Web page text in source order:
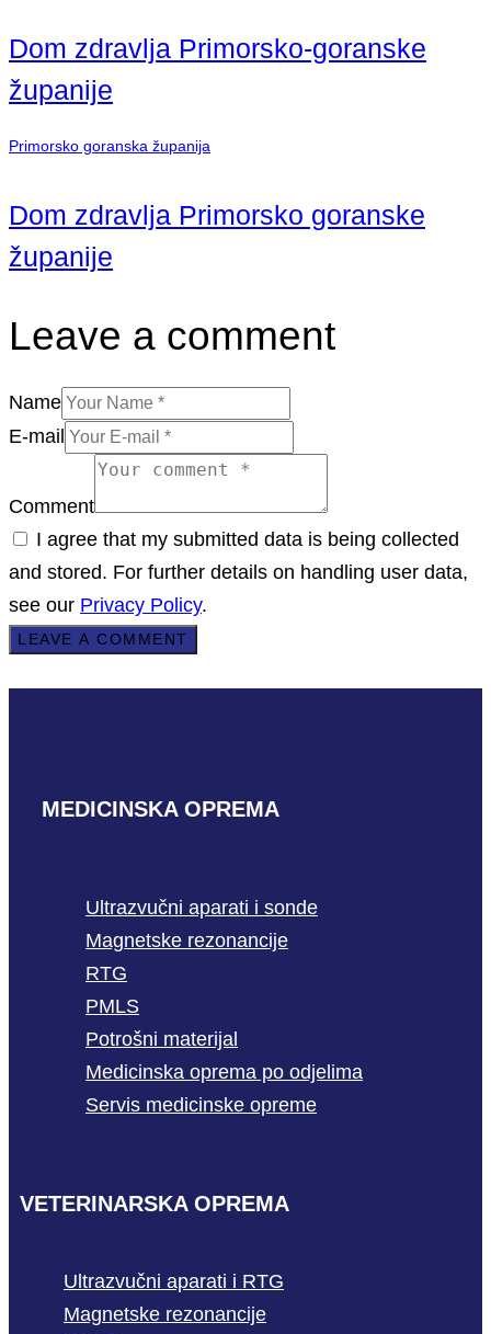
Dom zdravlja Primorsko-goranske
županije
Primorsko goranska županija
Dom zdravlja Primorsko goranske
županije
Leave a comment
Name
E-mail
Comment
I agree that my submitted data is being collected
and stored. For further details on handling user data,
see our Privacy Policy.
MEDICINSKA OPREMA
Ultrazvučni aparati i sonde
Magnetske rezonancije
RTG
PMLS
Potrošni materijal
Medicinska oprema po odjelima
Servis medicinske opreme
VETERINARSKA OPREMA
Ultrazvučni aparati i RTG
Magnetske rezonancije